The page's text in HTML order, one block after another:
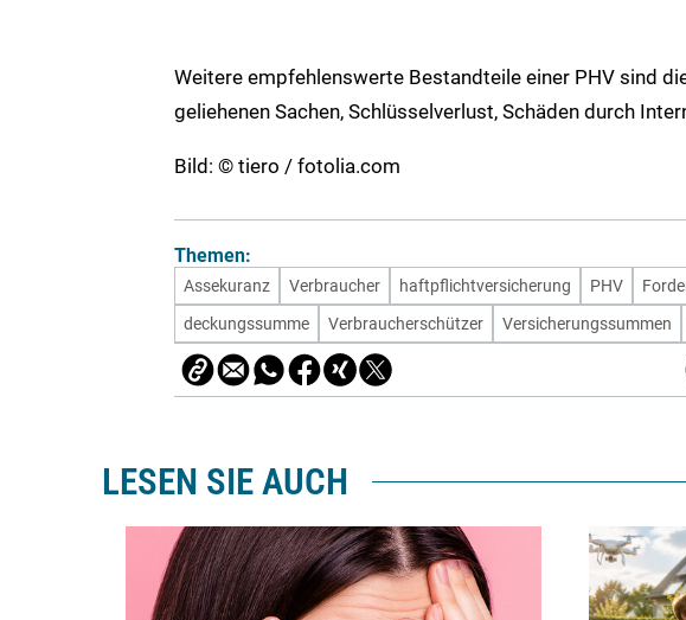
Weitere empfehlenswerte Bestandteile einer PHV sind
geliehenen Sachen, Schlüsselverlust, Schäden durch
Bild: © tiero / fotolia.com
Themen:
Assekuranz Verbraucher haftpflichtversicherung PHV
deckungssumme
Verbraucherschützer Versicherungssummen
LESEN SIE AUCH